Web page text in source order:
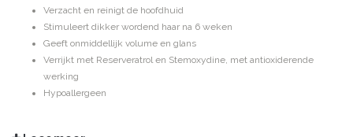
Verzacht en reinigt de hoofdhuid
Stimuleert dikker wordend haar na 6 weken
Geeft onmiddellijk volume en glans
Verrijkt met Reserveratrol en Stemoxydine, met antioxiderende
werking
Hypoallergeen
daardoor extra krachtig) die fijn en verzwakt haar ondersteunt en het gelijk